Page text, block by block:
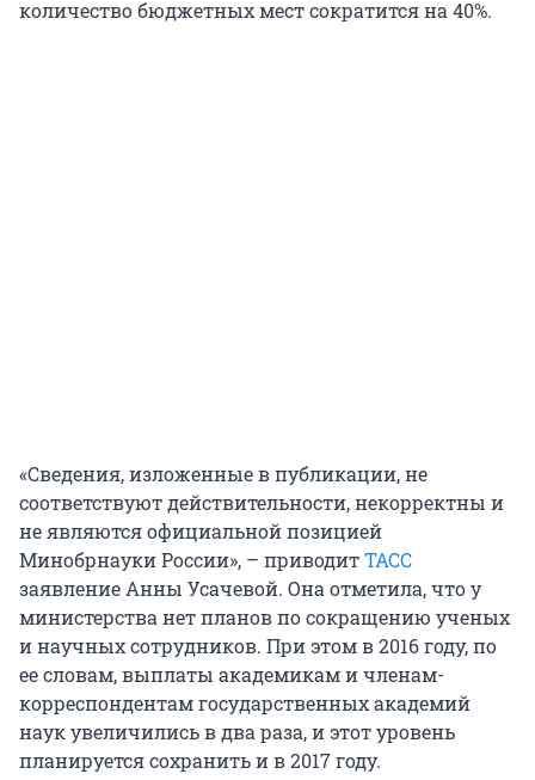
количество бюджетных мест сократится на 40%.
«Сведения, изложенные в публикации, не
соответствуют действительности, некорректны и
не являются официальной позицией
Минобрнауки России», – приводитТАСС
заявление Анны Усачевой. Она отметила, что у
министерства нет планов по сокращению ученых
и научных сотрудников. При этом в 2016 году, по
ее словам, выплаты академикам и членам-
корреспондентам государственных академий
наук увеличились в два раза, и этот уровень
планируется сохранить и в 2017 году.